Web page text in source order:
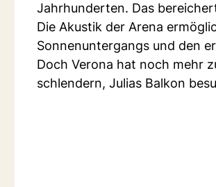
Jahrhunderten. Das
Die Akustik der Arena
Sonnenuntergangs und den
Doch Verona hat noch mehr
schlendern, Julias Balkon